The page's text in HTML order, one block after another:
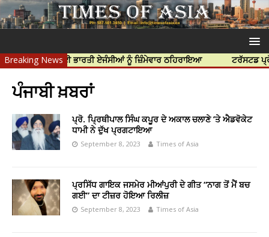
Breaking News
ਲਈ ਭਾਰਤੀ ਏਜੰਸੀਆਂ ਨੂੰ ਜ਼ਿੰਮੇਵਾਰ ਠਹਿਰਾਇਆ ਟਰੱਸਟਡ ਪ੍ਰੋਫੈਸ਼ਨਲ
ਪੰਜਾਬੀ ਖ਼ਬਰਾਂ
ਪ੍ਰੋ. ਪ੍ਰਿਥੀਪਾਲ ਸਿੰਘ ਕਪੂਰ ਦੇ ਅਕਾਲ ਚਲਾਣੇ ’ਤੇ ਐਡਵੋਕੇਟ
ਧਾਮੀ ਨੇ ਦੁੱਖ ਪ੍ਰਗਟਾਇਆ
September 8, 2023 Times of Asia
ਪ੍ਰਸਿੱਧ ਗਾਇਕ ਜਸਮੇਰ ਮੀਆਂਪੁਰੀ ਦੇ ਗੀਤ “ਨਾਗ ਤੋਂ ਮੈਂ ਬਚ
ਗਈ” ਦਾ ਟੀਜ਼ਰ ਹੋਇਆ ਰਿਲੀਜ਼
September 8, 2023 Times of Asia